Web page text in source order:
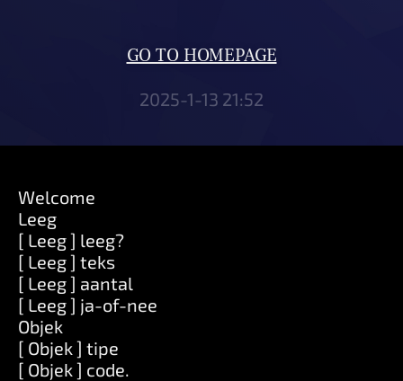
GO TO HOMEPAGE
2025-1-13 21:52
Welcome
Leeg
[ Leeg ] leeg?
[ Leeg ] teks
[ Leeg ] aantal
[ Leeg ] ja-of-nee
Objek
[ Objek ] tipe
[ Objek ] code.